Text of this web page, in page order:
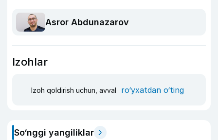
Asror Abdunazarov
Izohlar
Izoh qoldirish uchun, avval ro‘yxatdan o‘ting
So‘nggi yangiliklar